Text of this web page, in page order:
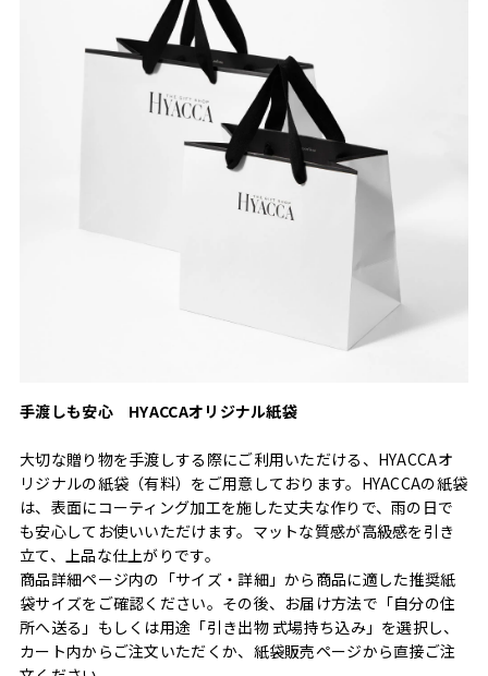
手渡しも安心 HYACCAオリジナル紙袋
大切な贈り物を手渡しする際にご利用いただける、HYACCAオ
リジナルの紙袋（有料）をご用意しております。HYACCAの紙袋
は、表面にコーティング加工を施した丈夫な作りで、雨の日で
も安心してお使いいただけます。マットな質感が高級感を引き
立て、上品な仕上がりです。
商品詳細ページ内の「サイズ・詳細」から商品に適した推奨紙
袋サイズをご確認ください。その後、お届け方法で「自分の住
所へ送る」もしくは用途「引き出物 式場持ち込み」を選択し、
カート内からご注文いただくか、紙袋販売ページから直接ご注